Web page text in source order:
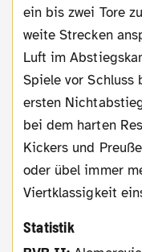
ein bis zwei Tore
weite Strecken
Luft im
Spiele vor Schluss
ersten
bei dem harten
Kickers und
oder übel immer
Viertklassigkeit
Statistik